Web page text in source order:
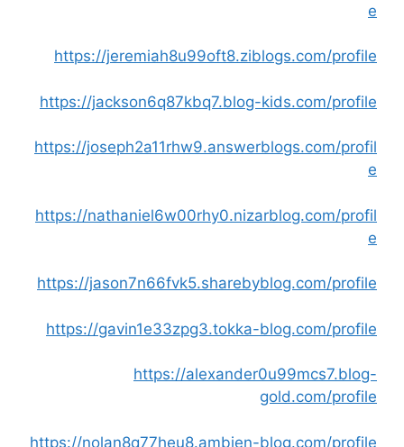
e
https://jeremiah8u99oft8.ziblogs.com/profile
https://jackson6q87kbq7.blog-kids.com/profile
https://joseph2a11rhw9.answerblogs.com/profil
e
https://nathaniel6w00rhy0.nizarblog.com/profil
e
https://jason7n66fvk5.sharebyblog.com/profile
https://gavin1e33zpg3.tokka-blog.com/profile
https://alexander0u99mcs7.blog-
gold.com/profile
https://nolan8q77heu8.ambien-blog.com/profile